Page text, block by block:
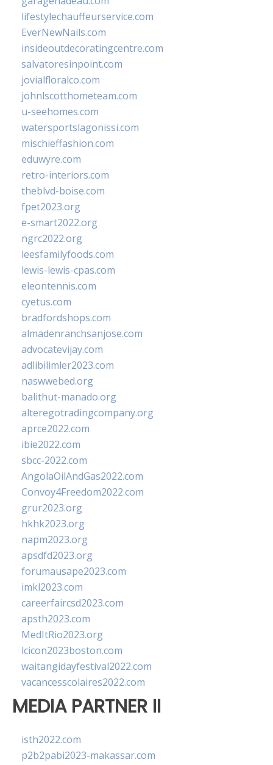
lifestylechauffeurservice.com
EverNewNails.com
insideoutdecoratingcentre.com
salvatoresinpoint.com
jovialfloralco.com
johnlscotthometeam.com
u-seehomes.com
watersportslagonissi.com
mischieffashion.com
eduwyre.com
retro-interiors.com
theblvd-boise.com
fpet2023.org
e-smart2022.org
ngrc2022.org
leesfamilyfoods.com
lewis-lewis-cpas.com
eleontennis.com
cyetus.com
bradfordshops.com
almadenranchsanjose.com
advocatevijay.com
adlibilimler2023.com
naswwebed.org
balithut-manado.org
alteregotradingcompany.org
aprce2022.com
ibie2022.com
sbcc-2022.com
AngolaOilAndGas2022.com
Convoy4Freedom2022.com
grur2023.org
hkhk2023.org
napm2023.org
apsdfd2023.org
forumausape2023.com
imkl2023.com
careerfaircsd2023.com
apsth2023.com
MedItRio2023.org
lcicon2023boston.com
waitangidayfestival2022.com
vacancesscolaires2022.com
MEDIA PARTNER II
isth2022.com
p2b2pabi2023-makassar.com